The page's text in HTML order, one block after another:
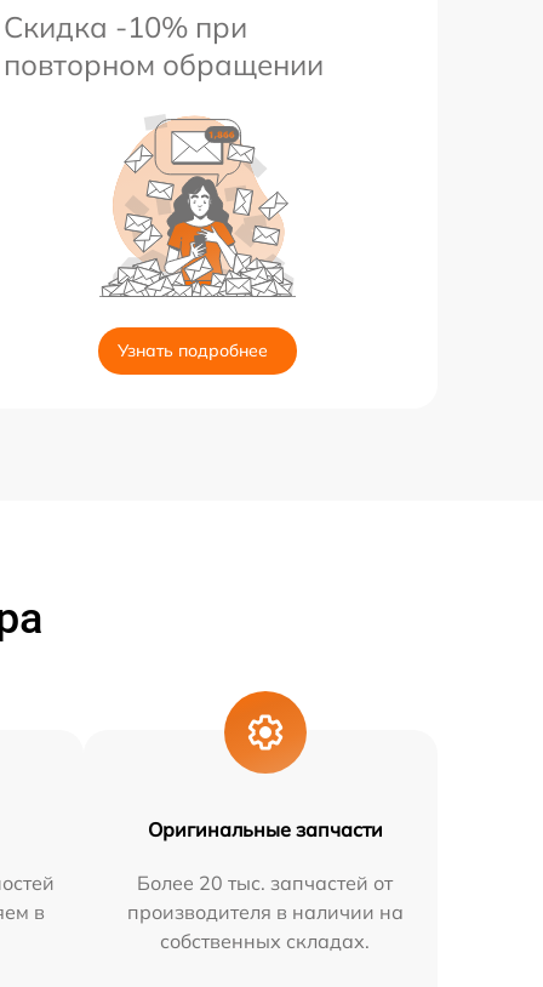
Скидка -10% при
повторном обращении
Узнать подробнее
в
Оригинальные запчасти
Более 20 тыс. запчастей от
производителя в наличии на
собственных складах.